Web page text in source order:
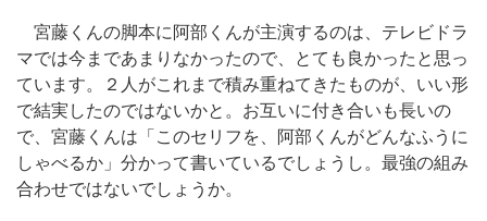
宮藤くんの脚本に阿部くんが主演するのは、テレビドラ
マでは今まであまりなかったので、とても良かったと思っ
ています。２人がこれまで積み重ねてきたものが、いい形
で結実したのではないかと。お互いに付き合いも長いの
で、宮藤くんは「このセリフを、阿部くんがどんなふうに
しゃべるか」分かって書いているでしょうし。最強の組み
合わせではないでしょうか。